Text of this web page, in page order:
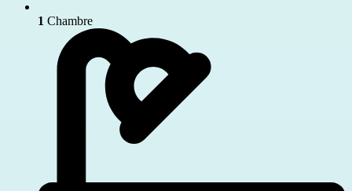
1 Chambre